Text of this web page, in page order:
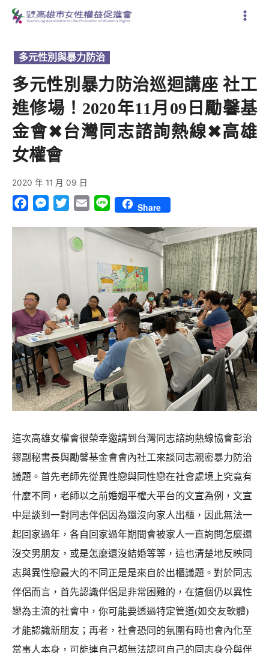
多元性別與暴力防治
多元性別暴力防治巡迴講座 社工
進修場！2020年11月09日勵馨基
金會✖台灣同志諮詢熱線✖高雄
女權會
2020 年 11 月 09 日
FacebookMessenger
TwitterEmail Line Share
這次高雄女權會很榮幸邀請到台灣同志諮詢熱線協會彭治
鏐副秘書長與勵馨基金會會內社工來談同志親密暴力防治
議題。首先老師先從異性戀與同性戀在社會處境上究竟有
什麼不同，老師以之前婚姻平權大平台的文宣為例，文宣
中是談到一對同志伴侶因為還沒向家人出櫃，因此無法一
起回家過年，各自回家過年期間會被家人一直詢問怎麼還
沒交男朋友，或是怎麼還沒結婚等等，這也清楚地反映同
志與異性戀最大的不同正是是來自於出櫃議題。對於同志
伴侶而言，首先認識伴侶是非常困難的，在這個仍以異性
戀為主流的社會中，你可能要透過特定管道(如交友軟體)
才能認識新朋友；再者，社會恐同的氛圍有時也會內化至
當事人本身，可能連自己都無法認可自己的同志身分與伴